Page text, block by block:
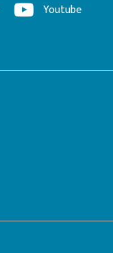
Youtube